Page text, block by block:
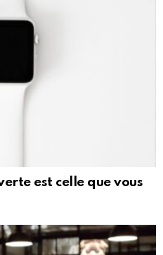
est celle que vous